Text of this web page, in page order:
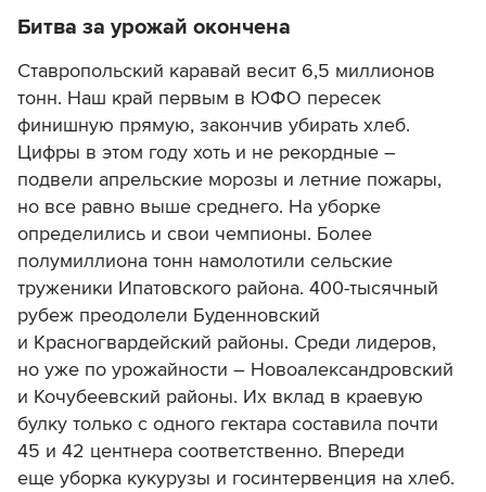
Битва за урожай окончена
Ставропольский каравай весит 6,5 миллионов
тонн. Наш край первым в ЮФО пересек
финишную прямую, закончив убирать хлеб.
Цифры в этом году хоть и не рекордные –
подвели апрельские морозы и летние пожары,
но все равно выше среднего. На уборке
определились и свои чемпионы. Более
полумиллиона тонн намолотили сельские
труженики Ипатовского района. 400-тысячный
рубеж преодолели Буденновский
и Красногвардейский районы. Среди лидеров,
но уже по урожайности – Новоалександровский
и Кочубеевский районы. Их вклад в краевую
булку только с одного гектара составила почти
45 и 42 центнера соответственно. Впереди
еще уборка кукурузы и госинтервенция на хлеб.